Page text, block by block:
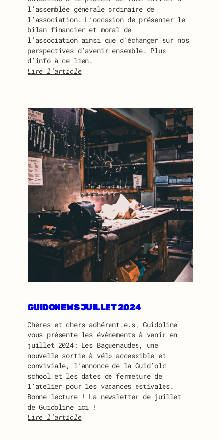
l’assemblée générale ordinaire de
l’association. L’occasion de présenter le
bilan financier et moral de
l’association ainsi que d’échanger sur nos
perspectives d’avenir ensemble. Plus
d’info à ce lien.
Lire l’article
V
I
T
A
T
I
O
N
À
L
’
S
S
E
M
B
E
É
N
É
R
A
L
D
E
G
GUIDONEWS JUILLET 2024
Chères et chers adhérent.e.s, Guidoline
vous présente les évènements à venir en
juillet 2024: Les Baguenaudes, une
nouvelle sortie à vélo accessible et
conviviale, l’annonce de la Guid’old
school et les dates de fermeture de
l’atelier pour les vacances estivales.
Bonne lecture ! La newsletter de juillet
de Guidoline ici !
Lire l’article